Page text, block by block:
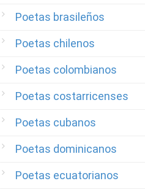
Poetas brasileños
Poetas chilenos
Poetas colombianos
Poetas costarricenses
Poetas cubanos
Poetas dominicanos
Poetas ecuatorianos